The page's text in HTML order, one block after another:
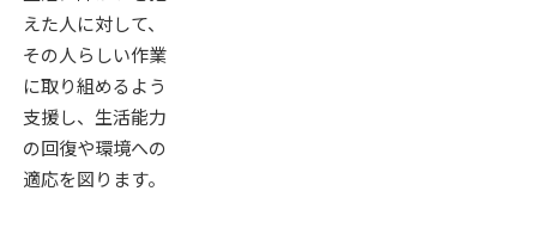
えた人に対して、
その人らしい作業
に取り組めるよう
支援し、生活能力
の回復や環境への
適応を図ります。